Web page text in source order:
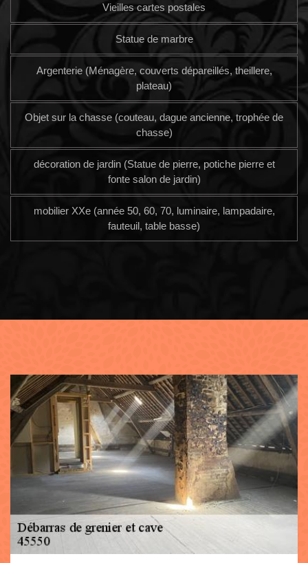
Vieilles cartes postales
Statue de marbre
Argenterie (Ménagère, couverts dépareillés, theillere,
plateau)
Objet sur la chasse (couteau, dague ancienne, trophée de
chasse)
décoration de jardin (Statue de pierre, potiche pierre et
fonte salon de jardin)
mobilier XXe (année 50, 60, 70, luminaire, lampadaire,
fauteuil, table basse)